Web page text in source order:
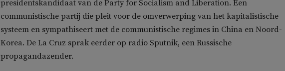
presidentskandidaat van de Party for Socialism and Liberation. Een
communistische partij die pleit voor de omverwerping van het kapitalistische
systeem en sympathiseert met de communistische regimes in China en Noord-
Korea. De La Cruz sprak eerder op radio Sputnik, een Russische
propagandazender.